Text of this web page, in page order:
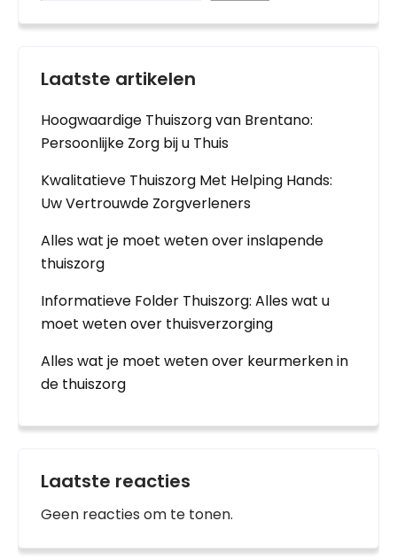
Laatste artikelen
Hoogwaardige Thuiszorg van Brentano:
Persoonlijke Zorg bij u Thuis
Kwalitatieve Thuiszorg Met Helping Hands:
Uw Vertrouwde Zorgverleners
Alles wat je moet weten over inslapende
thuiszorg
Informatieve Folder Thuiszorg: Alles wat u
moet weten over thuisverzorging
Alles wat je moet weten over keurmerken in
de thuiszorg
Laatste reacties
Geen reacties om te tonen.